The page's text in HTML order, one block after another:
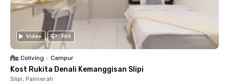
Video 360
Coliving • Campur
Kost Rukita Denali Kemanggisan Slipi
Slipi, Palmerah